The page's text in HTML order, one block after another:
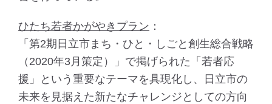
ひたち若者かがやきプラン ：
「第2期日立市まち・ひと・しごと創生総合戦略
（2020年3月策定）」で掲げられた「若者応
援」という重要なテーマを具現化し、日立市の
未来を見据えた新たなチャレンジとしての方向